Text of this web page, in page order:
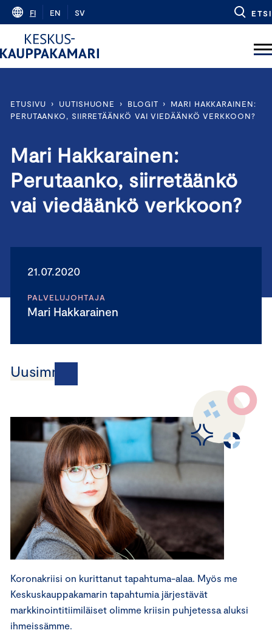
Skip
content
FI EN SV ETSI
ETUSIVU › UUTISHUONE › BLOGIT ›
MARI HAKKARAINEN:
PERUTAANKO, SIIRRETÄÄNKÖ VAI VIEDÄÄNKÖ VERKKOON?
Mari Hakkarainen:
Perutaanko, siirretäänkö
vai viedäänkö verkkoon?
21.07.2020
PALVELUJOHTAJA
Mari Hakkarainen
Uusimmat
Koronakriisi on kurittanut tapahtuma-alaa. Myös me
Keskuskauppakamarin tapahtumia järjestävät
markkinointitiimiläiset olimme kriisin puhjetessa aluksi
ihmeissämme.